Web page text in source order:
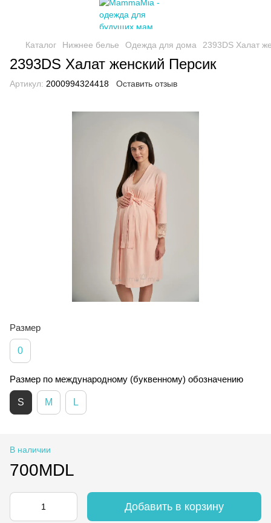
Каталог Нижнее белье Одежда для дома 2393DS Халат
2393DS Халат женский Персик
Артикул: 2000994324418 Оставить отзыв
Размер
0
Размер по международному (буквенному) обозначению
S M L
В наличии
700MDL
Добавить в корзину